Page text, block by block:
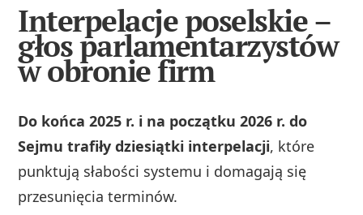
Interpelacje poselskie –
głos parlamentarzystów
w obronie firm
Do końca 2025 r. i na początku 2026 r. do
Sejmu trafiły dziesiątki interpelacji, które
punktują słabości systemu i domagają się
przesunięcia terminów.